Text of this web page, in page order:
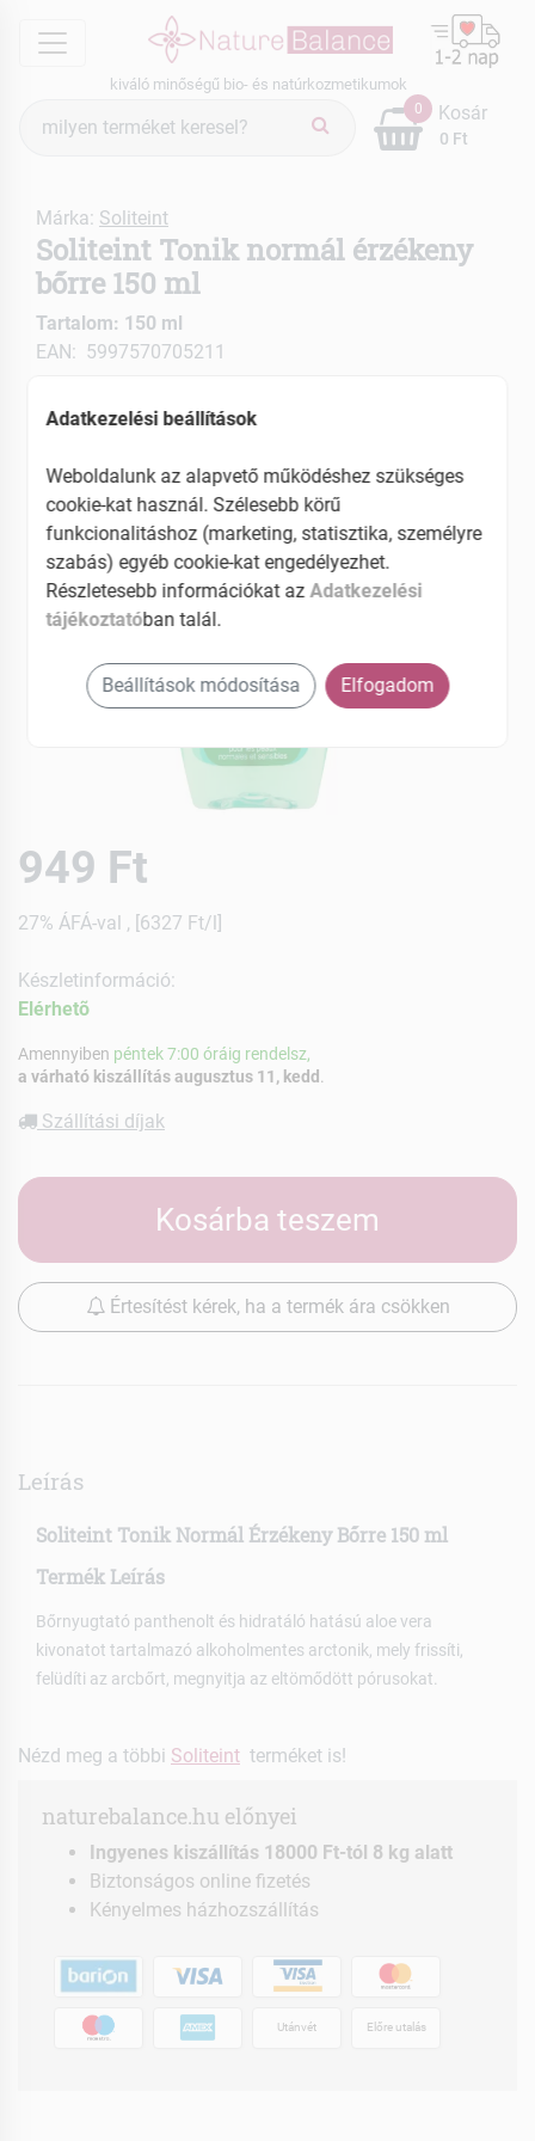
menu
kiváló minőségű bio- és natúrkozmetikumok
keresés
0
0 Ft
Kosár
Márka: Soliteint
Soliteint Tonik normál érzékeny
bőrre 150 ml
Tartalom: 150 ml
EAN: 5997570705211
949 Ft
27% ÁFÁ-val , [6327 Ft/l]
Készletinformáció:
Elérhetõ
Amennyiben péntek 7:00 óráig rendelsz,
a várható kiszállítás augusztus 11, kedd
Szállítási díjak
Kosárba teszem
Értesítést kérek, ha a termék ára csökken
Leírás
Soliteint Tonik Normál Érzékeny Bőrre 150 ml
Termék Leírás
Bőrnyugtató panthenolt és hidratáló hatású aloe vera
kivonatot tartalmazó alkoholmentes arctonik, mely frissíti,
felüdíti az arcbőrt, megnyitja az eltömődött pórusokat.
Nézd meg a többi Soliteint terméket is!
naturebalance.hu előnyei
Ingyenes kiszállítás 18000 Ft-tól 8 kg alatt
Biztonságos online fizetés
Kényelmes házhozszállítás
Utánvét Előre utalás
Adatkezelési beállítások
Weboldalunk az alapvető működéshez szükséges
cookie-kat használ. Szélesebb körű
funkcionalitáshoz (marketing, statisztika, személyre
szabás) egyéb cookie-kat engedélyezhet.
Részletesebb információkat az Adatkezelési
tájékoztatóban talál.
Beállítások módosítása Elfogadom